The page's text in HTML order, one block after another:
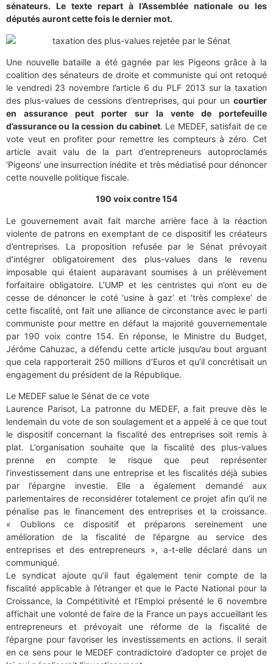
sénateurs. Le texte repart à l’Assemblée nationale ou les
députés auront cette fois le dernier mot.
Une nouvelle bataille a été gagnée par les Pigeons grâce à la
coalition des sénateurs de droite et communiste qui ont retoqué
le vendredi 23 novembre l’article 6 du PLF 2013 sur la taxation
des plus-values de cessions d’entreprises, qui pour un courtier
en assurance peut porter sur la vente de portefeuille
d’assurance ou la cession du cabinet. Le MEDEF, satisfait de ce
vote veut en profiter pour remettre les compteurs à zéro. Cet
article avait valu de la part d’entrepreneurs autoproclamés
‘Pigeons’ une insurrection inédite et très médiatisé pour dénoncer
cette nouvelle politique fiscale.
190 voix contre 154
Le gouvernement avait fait marche arrière face à la réaction
violente de patrons en exemptant de ce dispositif les créateurs
d’entreprises. La proposition refusée par le Sénat prévoyait
d’intégrer obligatoirement des plus-values dans le revenu
imposable qui étaient auparavant soumises à un prélèvement
forfaitaire obligatoire. L’UMP et les centristes qui n’ont eu de
cesse de dénoncer le coté ‘usine à gaz’ et ‘très complexe’ de
cette fiscalité, ont fait une alliance de circonstance avec le parti
communiste pour mettre en défaut la majorité gouvernementale
par 190 voix contre 154. En réponse, le Ministre du Budget,
Jérôme Cahuzac, a défendu cette article jusqu’au bout arguant
que cela rapporterait 250 millions d’Euros et qu’il concrétisait un
engagement du président de la République.
Le MEDEF salue le Sénat de ce vote
Laurence Parisot, La patronne du MEDEF, a fait preuve dès le
lendemain du vote de son soulagement et a appelé à ce que tout
le dispositif concernant la fiscalité des entreprises soit remis à
plat. L’organisation souhaite que la fiscalité des plus-values
prenne en compte le risque que peut représenter
l’investissement dans une entreprise et les fiscalités déjà subies
par l’épargne investie. Elle a également demandé aux
parlementaires de reconsidérer totalement ce projet afin qu’il ne
pénalise pas le financement des entreprises et la croissance.
« Oublions ce dispositif et préparons sereinement une
amélioration de la fiscalité de l’épargne au service des
entreprises et des entrepreneurs », a-t-elle déclaré dans un
communiqué.
Le syndicat ajoute qu’il faut également tenir compte de la
fiscalité applicable à l’étranger et que le Pacte National pour la
Croissance, la Compétitivité et l’Emploi présenté le 6 novembre
affichait une volonté de faire de la France un pays accueillant les
entrepreneurs et prévoyait une réforme de la fiscalité de
l’épargne pour favoriser les investissements en actions. Il serait
en ce sens pour le MEDEF contradictoire d’adopter ce projet de